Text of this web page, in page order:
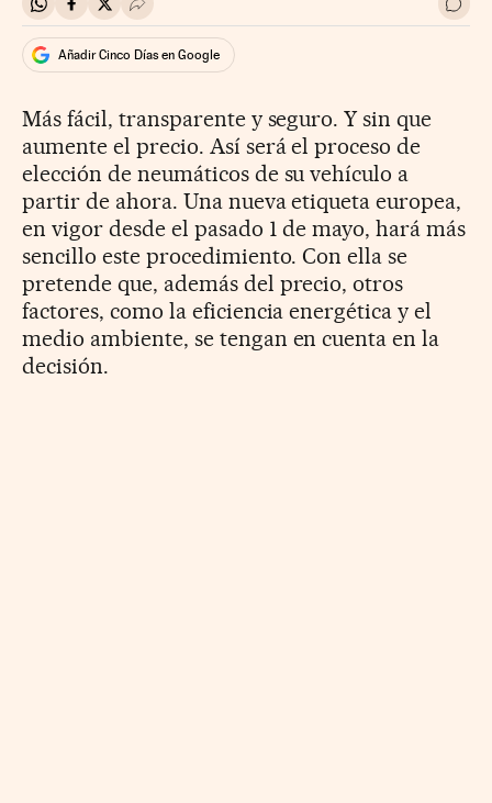
Compartir en Whatsapp
Compartir en Facebook
Compartir en Twitter
Desplegar Redes Sociales Ir a
Añadir Cinco Días en Google
Más fácil, transparente y seguro. Y sin que
aumente el precio. Así será el proceso de
elección de neumáticos de su vehículo a
partir de ahora. Una nueva etiqueta europea,
en vigor desde el pasado 1 de mayo, hará más
sencillo este procedimiento. Con ella se
pretende que, además del precio, otros
factores, como la eficiencia energética y el
medio ambiente, se tengan en cuenta en la
decisión.